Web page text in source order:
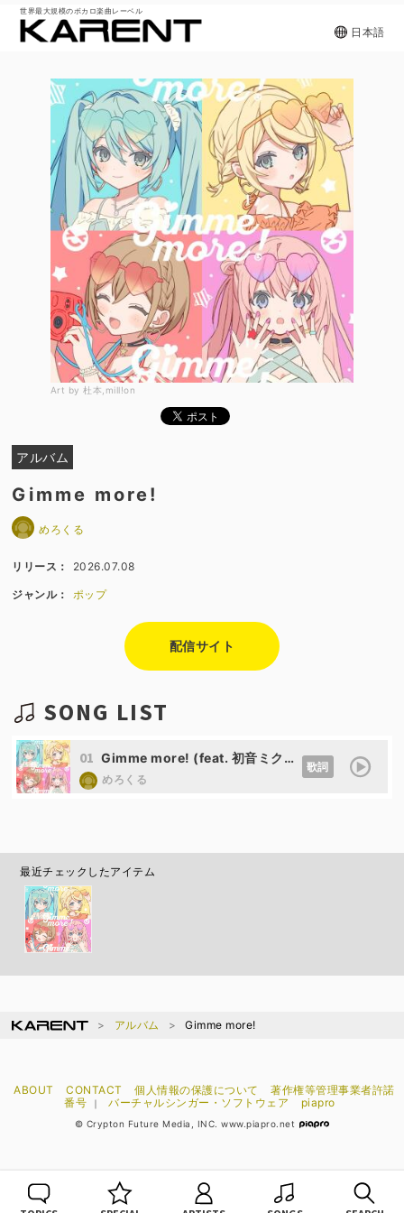
世界最大規模のボカロ楽曲レーベル
日本語
Art by 杜本,mill!on
アルバム
Gimme more!
めろくる
リリース： 2026.07.08
ジャンル： ポップ
配信サイト
SONG LIST
01 Gimme more! (feat. 初音ミク&鏡音リン&巡音ルカ&MEIKO)
めろくる
歌詞
最近チェックしたアイテム
アルバム Gimme more!
ABOUT CONTACT 個人情報の保護について
著作権等管理事業者許諾
番号
｜ バーチャルシンガー・ソフトウェア piapro
© Crypton Future Media, INC. www.piapro.net